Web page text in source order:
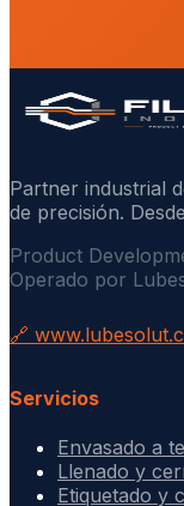
Partner industrial
de precisión.
Product
Operado por
🔗
Servicios
Envasado a
Llenado y
Etiquetado y